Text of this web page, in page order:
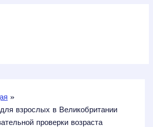
взрослых в Великобритании
проверки возраста